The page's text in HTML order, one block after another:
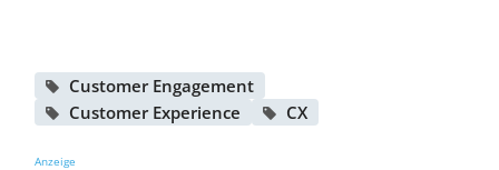
Customer Engagement
Customer Experience
CX
Anzeige